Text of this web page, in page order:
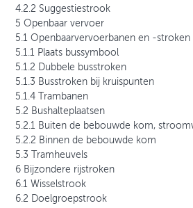
4.2.2 Suggestiestrook
5 Openbaar vervoer
5.1 Openbaarvervoerbanen en -stroken
5.1.1 Plaats bussymbool
5.1.2 Dubbele busstroken
5.1.3 Busstroken bij kruispunten
5.1.4 Trambanen
5.2 Bushalteplaatsen
5.2.1 Buiten de bebouwde kom,
5.2.2 Binnen de bebouwde kom
5.3 Tramheuvels
6 Bijzondere rijstroken
6.1 Wisselstrook
6.2 Doelgroepstrook